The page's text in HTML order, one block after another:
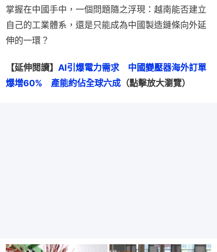
掌握在中國手中，一個問題隨之浮現：越南能否建立
自己的工業體系，還是只能成為中國製造鏈條向外延
伸的一環？
【延伸閲讀】 AI引爆電力需求　中國變壓器海外訂單
爆增60%　產能約佔全球六成 （點擊放大瀏覽）